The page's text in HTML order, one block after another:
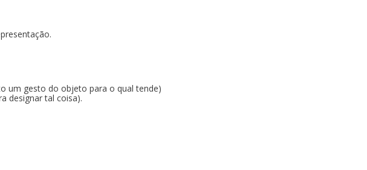
um gesto do objeto para o qual tende)
designar tal coisa).